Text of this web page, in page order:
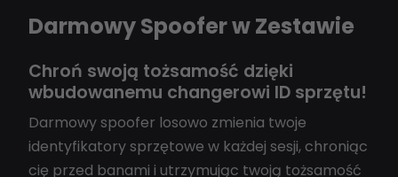
Darmowy Spoofer w Zestawie
Chroń swoją tożsamość dzięki
wbudowanemu changerowi ID sprzętu!
Darmowy spoofer losowo zmienia twoje
identyfikatory sprzętowe w każdej sesji, chroniąc
cię przed banami i utrzymując twoją tożsamość